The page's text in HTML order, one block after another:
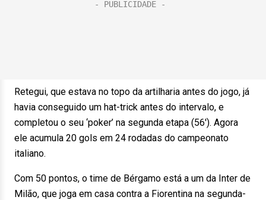
Retegui, que estava no topo da artilharia antes do jogo, já
havia conseguido um hat-trick antes do intervalo, e
completou o seu ‘poker’ na segunda etapa (56′). Agora
ele acumula 20 gols em 24 rodadas do campeonato
italiano.
Com 50 pontos, o time de Bérgamo está a um da Inter de
Milão, que joga em casa contra a Fiorentina na segunda-